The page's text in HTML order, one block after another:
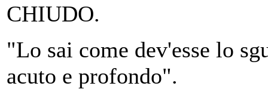
CHIUDO.
"Lo sai come dev'esse lo
acuto e profondo".